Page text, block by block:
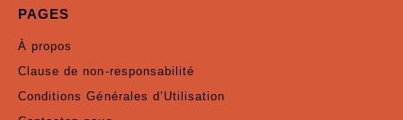
PAGES
À propos
Clause de non-responsabilité
Conditions Générales d’Utilisation